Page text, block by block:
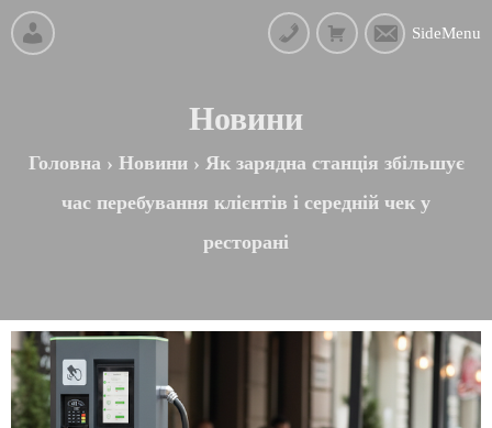
SideMenu
Новини
Головна › Новини› Як зарядна станція збільшує
час перебування клієнтів і середній чек у
ресторані